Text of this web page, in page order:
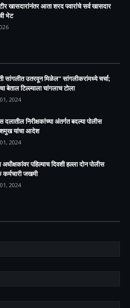
खासदारांनंतर आता शरद पवारांचे सर्व खासदार
भेट
सांगलीत उतरवून मिळेल" सांगलीकरांमध्ये चर्चा;
बेताल टिल्ल्याला चांगलाच टोला
2024
दलातील निरीक्षकांच्या अंतर्गत बदल्या पोलीस
यांचा आदेश
2024
पहिल्याच दिवशी हल्ला दोन पोलीस
जखमी
2024